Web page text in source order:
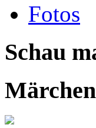
Fotos
Schau